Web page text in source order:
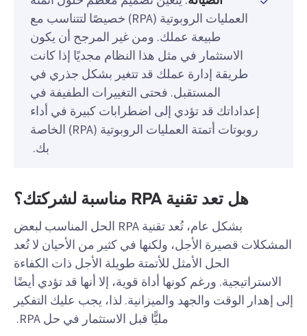
العمليات الروبوتية (RPA) خصيصًا لتتناسب مع
طبيعة عملك. ومن غير المرجح أن يكون
الاستثمار في مثل هذا النظام مجديًا إذا كانت
طريقة إدارة عملك قد تتغير بشكل جذري في
المستقبل. فحتى التغييرات الطفيفة في
إعداداتك قد تؤدي إلى اضطرابات كبيرة في أداء
روبوتات أتمتة العمليات الروبوتية (RPA) الخاصة
بك.
هل تعد تقنية RPA مناسبة لشركتك؟
بشكل عام، تُعد تقنية RPA الحل المناسب لبعض
المشكلات قصيرة الأجل، ولكنها في كثير من الأحيان لا تُعد
الحل الأمثل للأتمتة طويلة الأجل ذات الكفاءة
الاستراتيجية. ورغم كونها أداة قوية، إلا أنها قد تؤدي أيضًا
إلى إهدار الوقت والجهد والميزانية. لذا، يجب عليك التفكير
مليًّا قبل الاستثمار في حل RPA.